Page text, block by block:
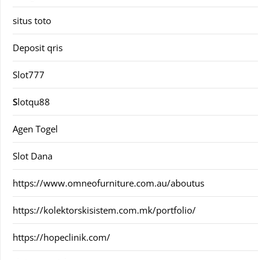
situs toto
Deposit qris
Slot777
Slotqu88
Agen Togel
Slot Dana
https://www.omneofurniture.com.au/aboutus
https://kolektorskisistem.com.mk/portfolio/
https://hopeclinik.com/